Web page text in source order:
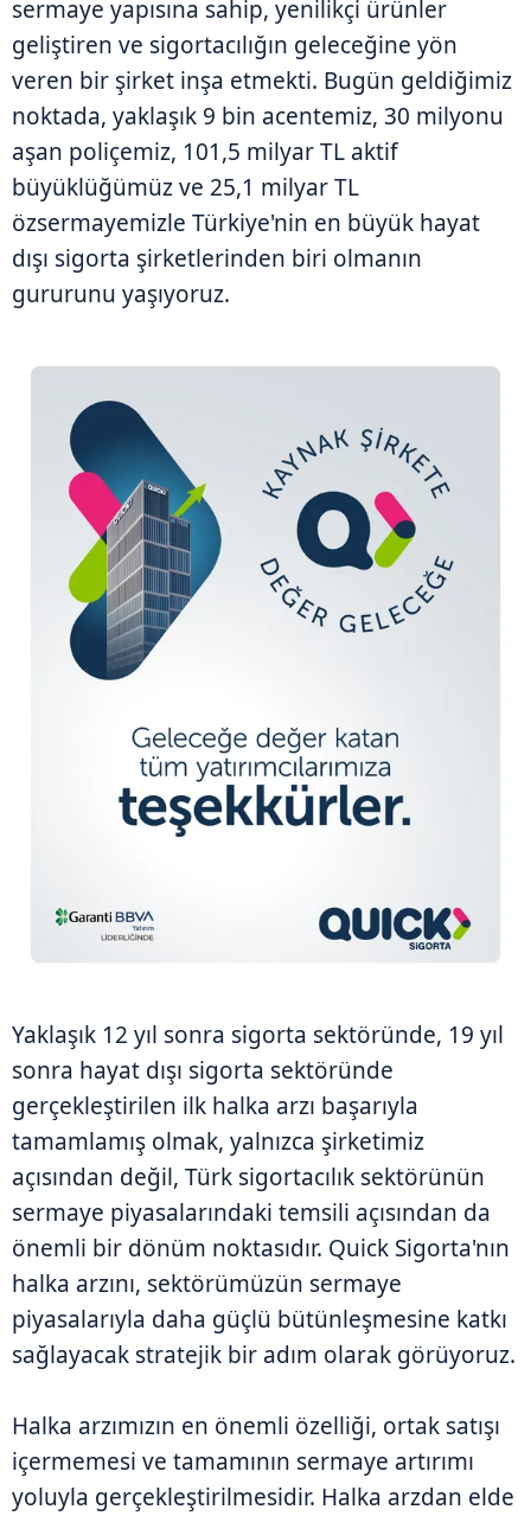
sermaye yapısına sahip, yenilikçi ürünler
geliştiren ve sigortacılığın geleceğine yön
veren bir şirket inşa etmekti. Bugün geldiğimiz
noktada, yaklaşık 9 bin acentemiz, 30 milyonu
aşan poliçemiz, 101,5 milyar TL aktif
büyüklüğümüz ve 25,1 milyar TL
özsermayemizle Türkiye'nin en büyük hayat
dışı sigorta şirketlerinden biri olmanın
gururunu yaşıyoruz.
Yaklaşık 12 yıl sonra sigorta sektöründe, 19 yıl
sonra hayat dışı sigorta sektöründe
gerçekleştirilen ilk halka arzı başarıyla
tamamlamış olmak, yalnızca şirketimiz
açısından değil, Türk sigortacılık sektörünün
sermaye piyasalarındaki temsili açısından da
önemli bir dönüm noktasıdır. Quick Sigorta'nın
halka arzını, sektörümüzün sermaye
piyasalarıyla daha güçlü bütünleşmesine katkı
sağlayacak stratejik bir adım olarak görüyoruz.
Halka arzımızın en önemli özelliği, ortak satışı
içermemesi ve tamamının sermaye artırımı
yoluyla gerçekleştirilmesidir. Halka arzdan elde